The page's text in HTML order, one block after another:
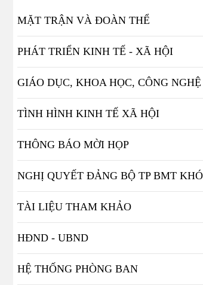
MẶT TRẬN VÀ ĐOÀN THỂ
PHÁT TRIỂN KINH TẾ - XÃ HỘI
GIÁO DỤC, KHOA HỌC, CÔNG NGHỆ
TÌNH HÌNH KINH TẾ XÃ HỘI
THÔNG BÁO MỜI HỌP
NGHỊ QUYẾT ĐẢNG BỘ TP BMT
TÀI LIỆU THAM KHẢO
HĐND - UBND
HỆ THỐNG PHÒNG BAN